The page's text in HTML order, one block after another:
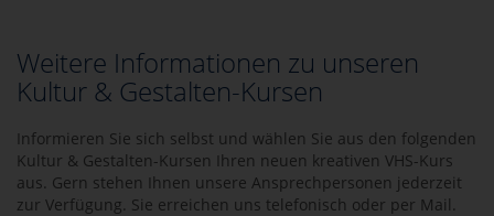
Weitere Informationen zu unseren
Kultur & Gestalten-Kursen
Informieren Sie sich selbst und wählen Sie aus den folgenden
Kultur & Gestalten-Kursen Ihren neuen kreativen VHS-Kurs
aus. Gern stehen Ihnen unsere Ansprechpersonen jederzeit
zur Verfügung. Sie erreichen uns telefonisch oder per Mail.